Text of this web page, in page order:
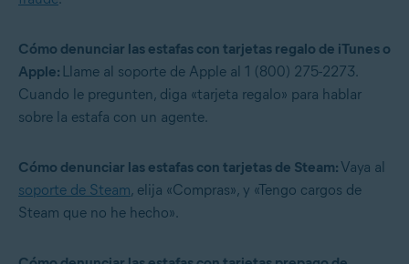
Cómo denunciar las estafas con tarjetas regalo de iTunes o
Apple: Llame al soporte de Apple al 1 (800) 275-2273.
Cuando le pregunten, diga «tarjeta regalo» para hablar
sobre la estafa con un agente.
Cómo denunciar las estafas con tarjetas de Steam: Vaya al
soporte de Steam, elija «Compras», y «Tengo cargos de
Steam que no he hecho».